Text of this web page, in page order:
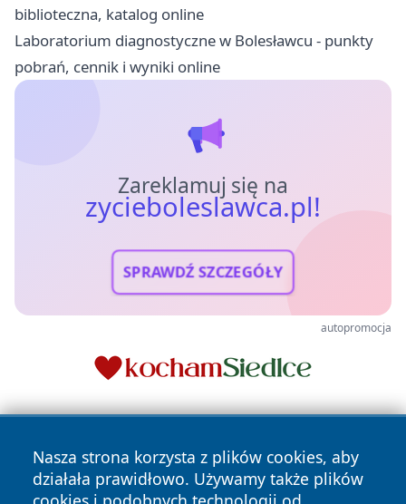
biblioteczna, katalog online
Laboratorium diagnostyczne w Bolesławcu - punkty
pobrań, cennik i wyniki online
Zareklamuj się na
zycieboleslawca.pl!
SPRAWDŹ SZCZEGÓŁY
autopromocja
Nasza strona korzysta z plików cookies, aby
działała prawidłowo. Używamy także plików